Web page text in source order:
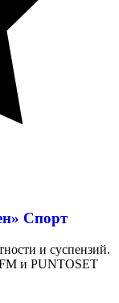
Спорт
и суспензий.
и PUNTOSET